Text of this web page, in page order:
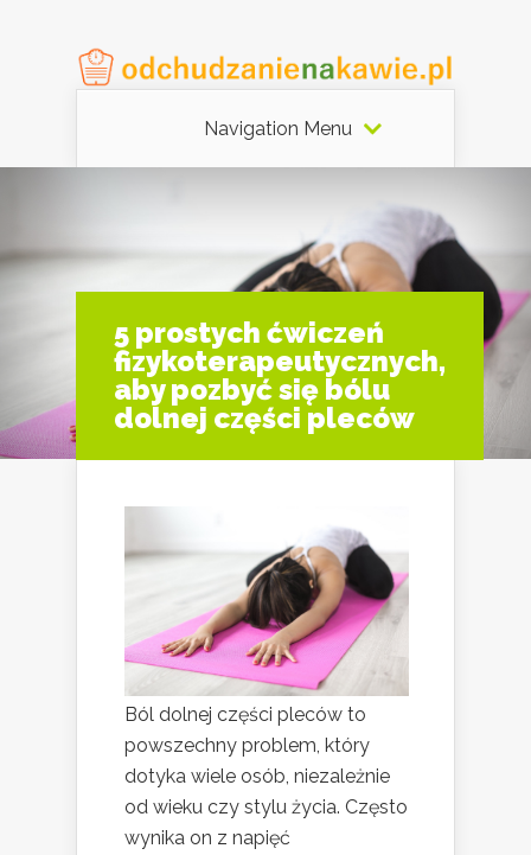
Navigation Menu
5 prostych ćwiczeń
fizykoterapeutycznych,
aby pozbyć się bólu
dolnej części pleców
Ból dolnej części pleców to
powszechny problem, który
dotyka wiele osób, niezależnie
od wieku czy stylu życia. Często
wynika on z napięć